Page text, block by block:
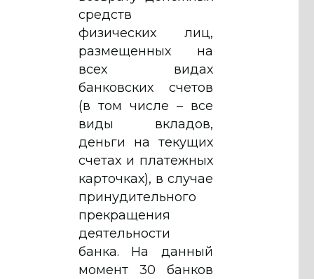
средств
физических лиц,
размещенных на
всех видах
банковских счетов
(в том числе – все
виды вкладов,
деньги на текущих
счетах и платежных
карточках), в случае
принудительного
прекращения
деятельности
банка. На данный
момент 30 банков